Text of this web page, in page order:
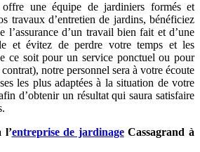
une équipe de jardiniers formés et
travaux d’entretien de jardins, bénéficiez
l’assurance d’un travail bien fait et d’une
et évitez de perdre votre temps et les
ce soit pour un service ponctuel ou pour
notre personnel sera à votre écoute
les plus adaptées à la situation de votre
d’obtenir un résultat qui saura satisfaire
l’entreprise de jardinageCassagrand à